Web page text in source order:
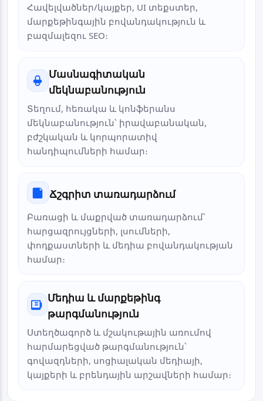
Հավելվածներ/կայքեր, UI տեքստեր,
մարքեթինգային բովանդակություն և
բազմալեզու SEO։
Մասնագիտական
մեկնաբանություն
Տեղում, հեռակա և կոնֆերանս
մեկնաբանություն՝ իրավաբանական,
բժշկական և կորպորատիվ
հանդիպումների համար։
Ճշգրիտ տառադարձում
Բառացի և մաքրված տառադարձում՝
հարցազրույցների, լսումների,
փոդքաստների և մեդիա բովանդակության
համար։
Մեդիա և մարքեթինգ
թարգմանություն
Ստեղծագործ և մշակութային առումով
հարմարեցված թարգմանություն՝
գովազդների, սոցիալական մեդիայի,
կայքերի և բրենդային արշավների համար։